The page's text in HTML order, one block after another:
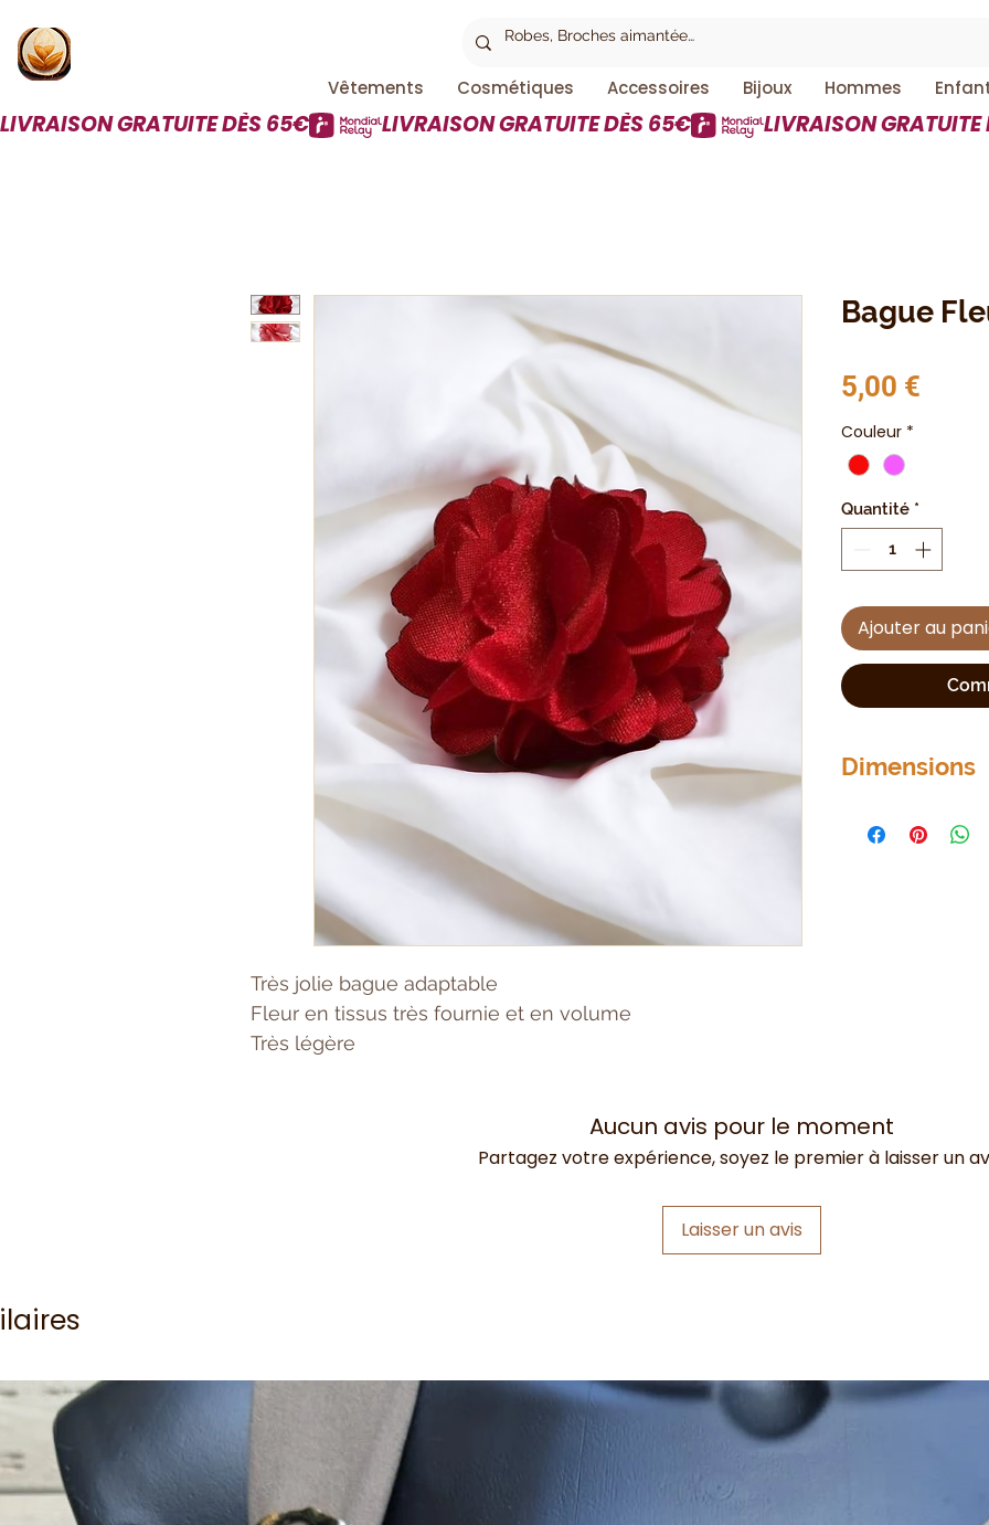
Vêtements Cosmétiques Accessoires Bijoux Hommes
LIVRAISON GRATUITE DÈS 65€
Très jolie bague adaptable
Fleur en tissus très fournie et en volume
Très légère
Bague
5,00 €
Couleur *
Quantité *
Ajouter au
Dimensions
Aucun avis pour le moment
Partagez votre expérience, soyez le premier à laisser un
Laisser un avis